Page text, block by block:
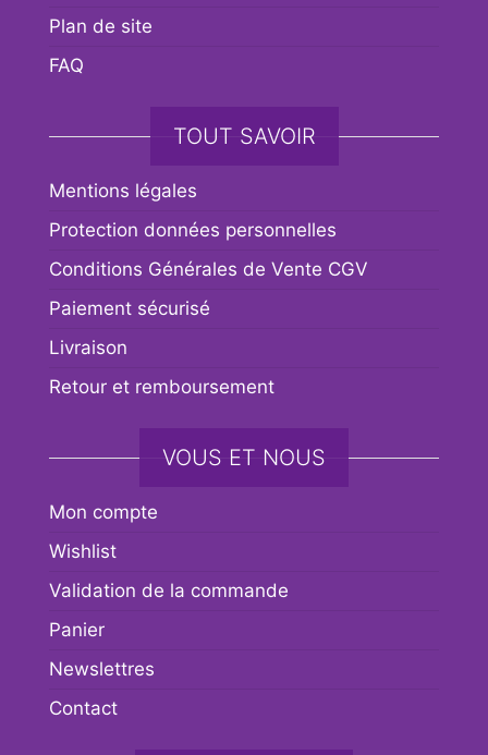
Plan de site
FAQ
TOUT SAVOIR
Mentions légales
Protection données personnelles
Conditions Générales de Vente CGV
Paiement sécurisé
Livraison
Retour et remboursement
VOUS ET NOUS
Mon compte
Wishlist
Validation de la commande
Panier
Newslettres
Contact